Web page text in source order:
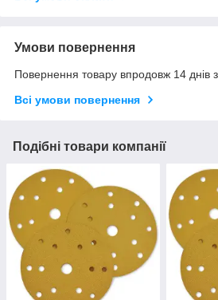
Умови повернення
Повернення товару впродовж 14 днів
Всі умови повернення
Подібні товари компанії